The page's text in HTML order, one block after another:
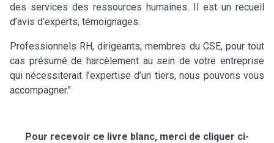
des services des ressources humaines. Il est un recueil
d’avis d’experts, témoignages.
Professionnels RH, dirigeants, membres du CSE, pour tout
cas présumé de harcèlement au sein de votre entreprise
qui nécessiterait l’expertise d’un tiers, nous pouvons vous
accompagner."
Pour recevoir ce livre blanc, merci de cliquer ci-